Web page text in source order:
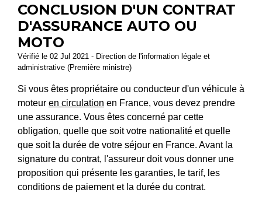
CONCLUSION D'UN CONTRAT
D'ASSURANCE AUTO OU
MOTO
Vérifié le 02 Jul 2021 - Direction de l'information légale et
administrative (Première ministre)
Si vous êtes propriétaire ou conducteur d'un véhicule à
moteur en circulation en France, vous devez prendre
une assurance. Vous êtes concerné par cette
obligation, quelle que soit votre nationalité et quelle
que soit la durée de votre séjour en France. Avant la
signature du contrat, l'assureur doit vous donner une
proposition qui présente les garanties, le tarif, les
conditions de paiement et la durée du contrat.